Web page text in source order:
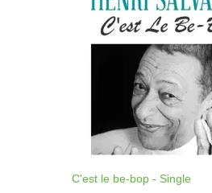
C'est le be-bop - Single